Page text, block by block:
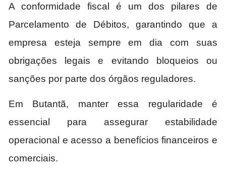
A conformidade fiscal é um dos pilares de
Parcelamento de Débitos, garantindo que a
empresa esteja sempre em dia com suas
obrigações legais e evitando bloqueios ou
sanções por parte dos órgãos reguladores.
Em Butantã, manter essa regularidade é
essencial para assegurar estabilidade
operacional e acesso a benefícios financeiros e
comerciais.